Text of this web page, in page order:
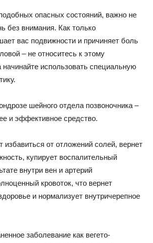
опасных состояний, важно не
без внимания. Как только
вас подвижности и причиняет боль
– не относитесь к этому
начинайте использовать специальную
шейного отдела позвоночника –
и эффективное средство.
избавиться от отложений солей, вернет
купирует воспалительный
внутри вен и артерий
кровоток, что вернет
и нормализует внутричерепное
заболевание как вегето-